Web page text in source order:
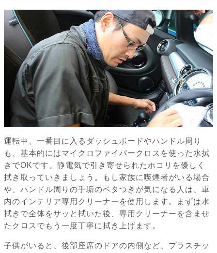
運転中、一番目に入るダッシュボードやハンドル周り
も、基本的にはマイクロファイバークロスを使った水拭
きでOKです。静電気で引き寄せられたホコリを優しく
拭き取っていきましょう。もし家族に喫煙者がいる場合
や、ハンドル周りの手垢のベタつきが気になる人は、車
内のインテリア専用クリーナーを使用します。まずは水
拭きで全体をサッと拭いた後、専用クリーナーを含ませ
たクロスでもう一度丁寧に拭き上げます。
子供がいると、後部座席のドアの内側など、プラスチッ